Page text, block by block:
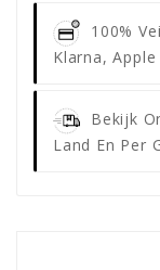
100%
Klarna, Apple
Bekijk
Land En Per